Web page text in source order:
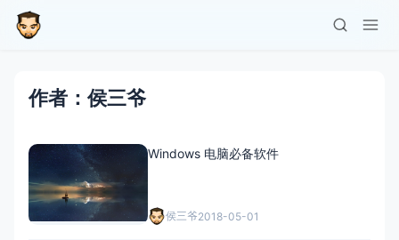
作者：侯三爷
Windows 电脑必备软件
侯三爷2018-05-01